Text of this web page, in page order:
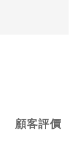
顧客評價